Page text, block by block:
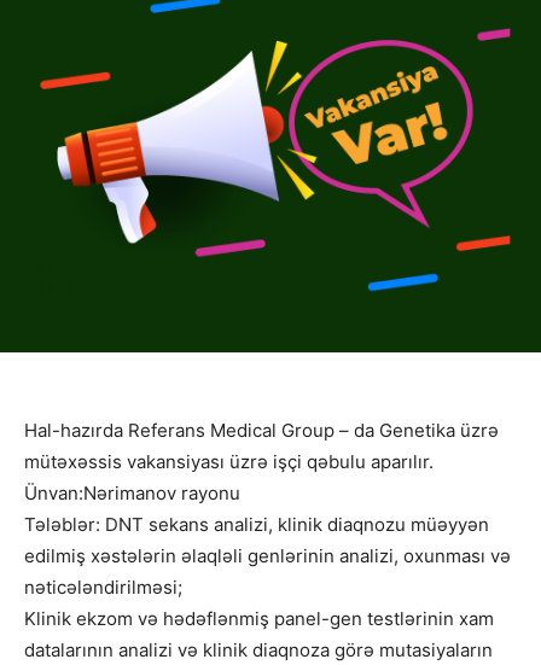
Hal-hazırda Referans Medical Group – da Genetika üzrə
mütəxəssis vakansiyası üzrə işçi qəbulu aparılır.
Ünvan:Nərimanov rayonu
Tələblər: DNT sekans analizi, klinik diaqnozu müəyyən
edilmiş xəstələrin əlaqləli genlərinin analizi, oxunması və
nəticələndirilməsi;
Klinik ekzom və hədəflənmiş panel-gen testlərinin xam
datalarının analizi və klinik diaqnoza görə mutasiyaların